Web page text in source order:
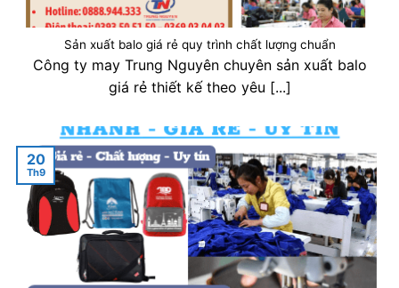
Sản xuất balo giá rẻ quy trình chất lượng chuẩn
Công ty may Trung Nguyên chuyên sản xuất balo
giá rẻ thiết kế theo yêu [...]
20
Th9